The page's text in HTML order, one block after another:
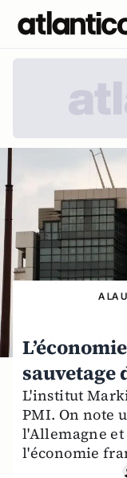
A LA
sauvetage
L'institut
PMI. On note
l'Allemagne
l'économie